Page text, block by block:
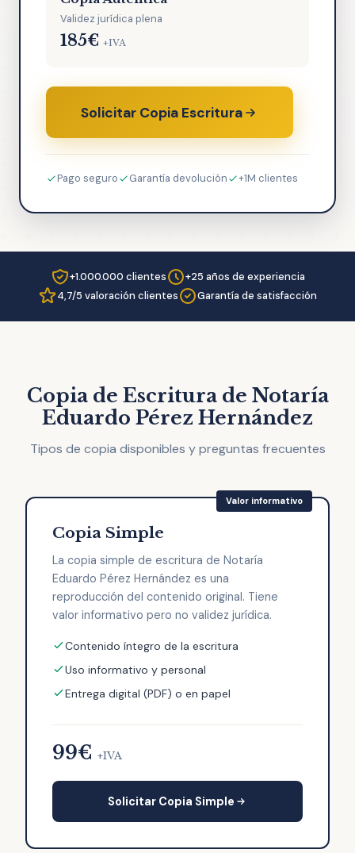
Validez jurídica plena
185€ +IVA
Solicitar Copia Escritura
Pago seguro Garantía devolución +1M clientes
+1.000.000 clientes
+25 años de experiencia
4,7/5 valoración clientes
Garantía de satisfacción
Copia de Escritura de Notaría
Eduardo Pérez Hernández
Tipos de copia disponibles y preguntas frecuentes
Copia Simple
La copia simple de escritura de Notaría
Eduardo Pérez Hernández es una
reproducción del contenido original. Tiene
valor informativo pero no validez jurídica.
Contenido íntegro de la escritura
Uso informativo y personal
Entrega digital (PDF) o en papel
99€ +IVA
Solicitar Copia Simple